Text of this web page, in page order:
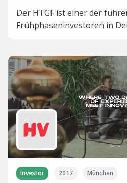
Der HTGF ist einer der
Frühphaseninvestoren in
Investor 2017 München